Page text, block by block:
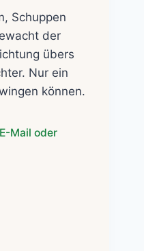
Schuppen
der
übers
Nur ein
können.
Mail oder